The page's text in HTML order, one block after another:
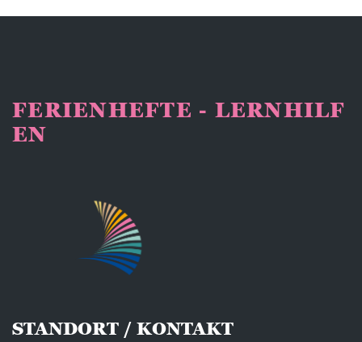
FERIENHEFTE - LERNHILF
EN
STANDORT / KONTAKT